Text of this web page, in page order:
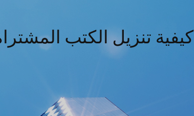
كيفية تنزيل الكتب